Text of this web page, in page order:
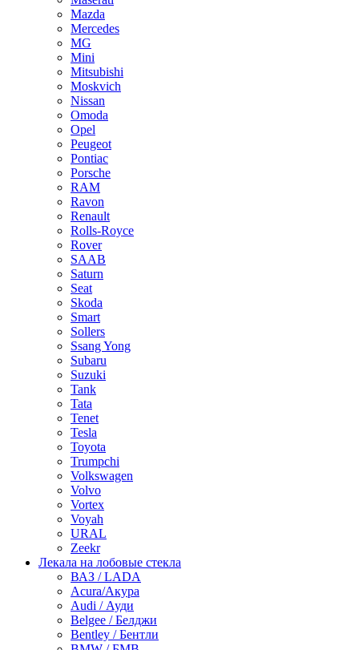
Mazda
Mercedes
MG
Mini
Mitsubishi
Moskvich
Nissan
Omoda
Opel
Peugeot
Pontiac
Porsche
RAM
Ravon
Renault
Rolls-Royce
Rover
SAAB
Saturn
Seat
Skoda
Smart
Sollers
Ssang Yong
Subaru
Suzuki
Tank
Tata
Tenet
Tesla
Toyota
Trumpchi
Volkswagen
Volvo
Vortex
Voyah
URAL
Zeekr
Лекала на лобовые стекла
ВАЗ / LADA
Acura/Акура
Audi / Ауди
Belgee / Белджи
Bentley / Бентли